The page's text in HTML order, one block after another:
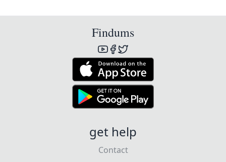
Findums
get help
Contact